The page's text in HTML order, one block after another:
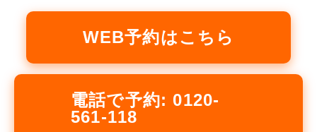
WEB予約はこちら
電話で予約: 0120-
561-118